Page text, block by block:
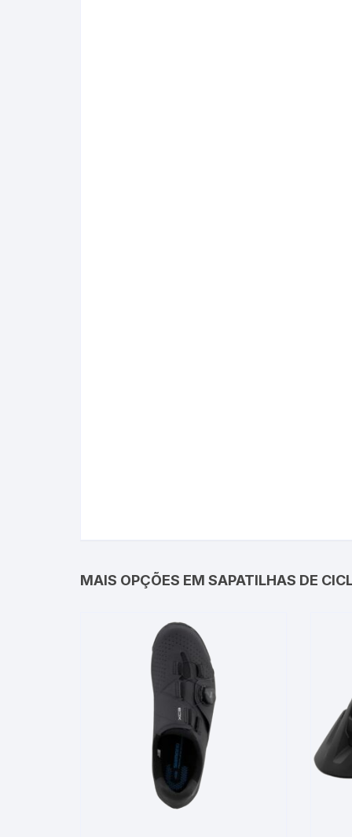
MAIS OPÇÕES EM SAPATILHAS DE